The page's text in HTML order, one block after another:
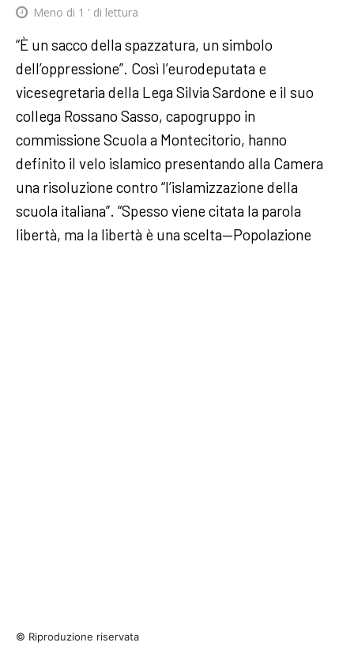
Meno di 1 ' di lettura
“È un sacco della spazzatura, un simbolo
dell’oppressione”. Così l’eurodeputata e
vicesegretaria della Lega Silvia Sardone e il suo
collega Rossano Sasso, capogruppo in
commissione Scuola a Montecitorio, hanno
definito il velo islamico presentando alla Camera
una risoluzione contro “l’islamizzazione della
scuola italiana”. “Spesso viene citata la parola
libertà, ma la libertà è una scelta—Popolazione
© Riproduzione riservata